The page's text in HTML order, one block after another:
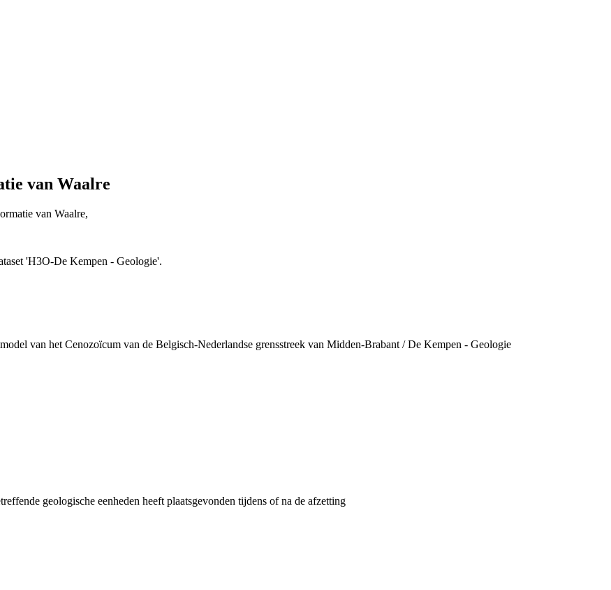
van Waalre
van Waalre,
'H3O-De Kempen - Geologie'.
van het Cenozoïcum van de Belgisch-Nederlandse grensstreek van Midden-Brabant / De Kempen - Geologie
geologische eenheden heeft plaatsgevonden tijdens of na de afzetting